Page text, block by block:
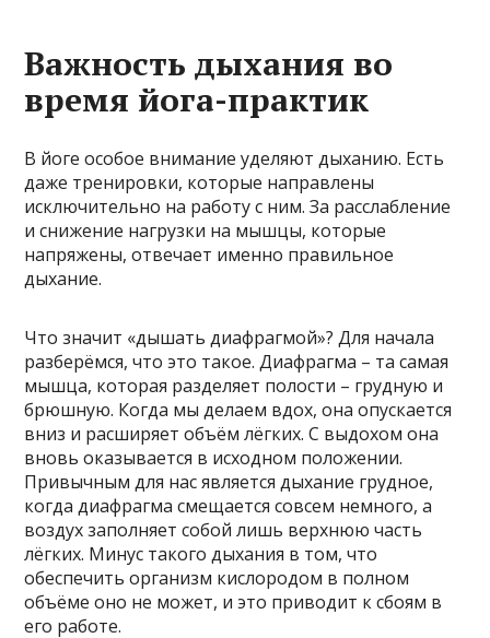
Важность дыхания во
время йога-практик
В йоге особое внимание уделяют дыханию. Есть
даже тренировки, которые направлены
исключительно на работу с ним. За расслабление
и снижение нагрузки на мышцы, которые
напряжены, отвечает именно правильное
дыхание.
Что значит «дышать диафрагмой»? Для начала
разберёмся, что это такое. Диафрагма – та самая
мышца, которая разделяет полости – грудную и
брюшную. Когда мы делаем вдох, она опускается
вниз и расширяет объём лёгких. С выдохом она
вновь оказывается в исходном положении.
Привычным для нас является дыхание грудное,
когда диафрагма смещается совсем немного, а
воздух заполняет собой лишь верхнюю часть
лёгких. Минус такого дыхания в том, что
обеспечить организм кислородом в полном
объёме оно не может, и это приводит к сбоям в
его работе.